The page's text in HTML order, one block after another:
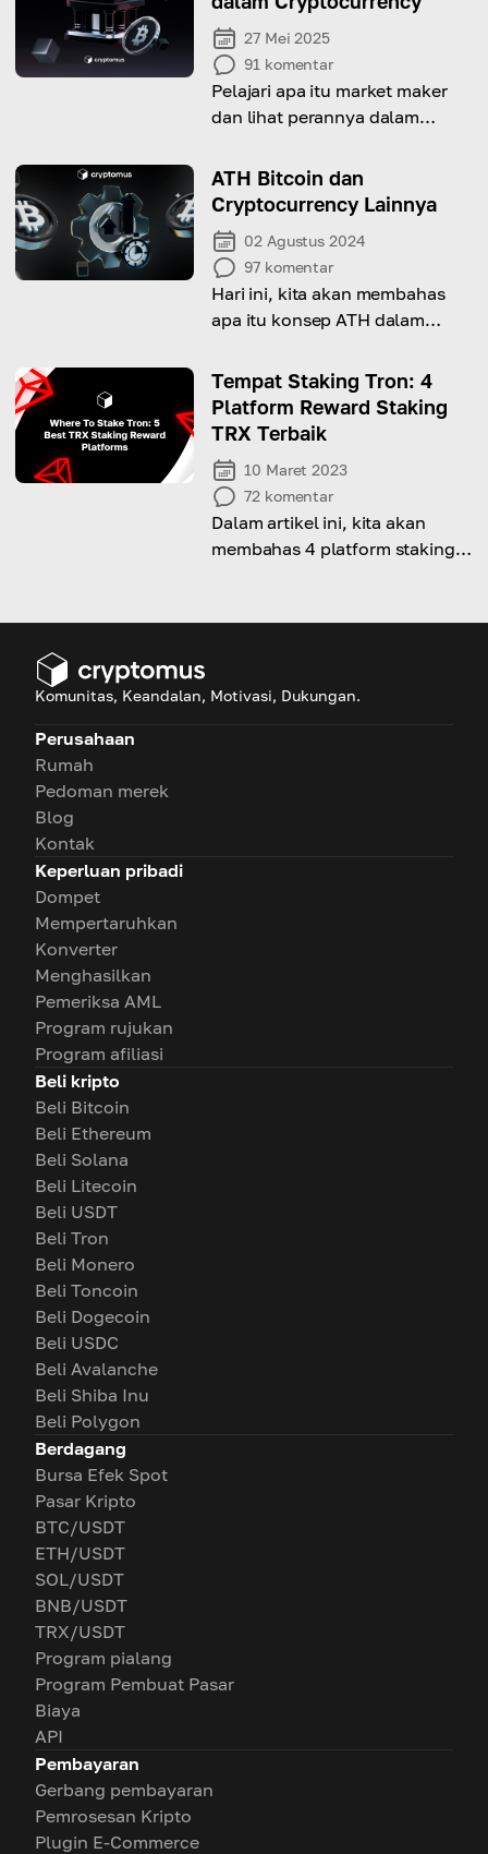
27 Mei 2025
91 komentar
Pelajari apa itu market maker
dan lihat perannya dalam
ATH Bitcoin dan
Cryptocurrency Lainnya
02 Agustus 2024
97 komentar
Hari ini, kita akan membahas
apa itu konsep ATH dalam
perlu memahaminya!
Tempat Staking Tron: 4
Platform Reward Staking
TRX Terbaik
10 Maret 2023
72 komentar
Dalam artikel ini, kita akan
membahas 4 platform staking
mempermudah prosesnya.
Komunitas, Keandalan, Motivasi, Dukungan.
Perusahaan
Rumah
Pedoman merek
Blog
Kontak
Keperluan pribadi
Dompet
Mempertaruhkan
Konverter
Menghasilkan
Pemeriksa AML
Program rujukan
Program afiliasi
Beli kripto
Beli Bitcoin
Beli Ethereum
Beli Solana
Beli Litecoin
Beli USDT
Beli Tron
Beli Monero
Beli Toncoin
Beli Dogecoin
Beli USDC
Beli Avalanche
Beli Shiba Inu
Beli Polygon
Berdagang
Bursa Efek Spot
Pasar Kripto
BTC/USDT
ETH/USDT
SOL/USDT
BNB/USDT
TRX/USDT
Program pialang
Program Pembuat Pasar
Biaya
API
Pembayaran
Gerbang pembayaran
Pemrosesan Kripto
Plugin E-Commerce